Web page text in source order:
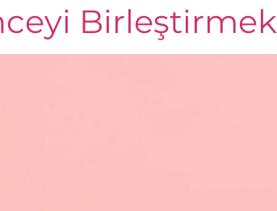
Birleştirmek